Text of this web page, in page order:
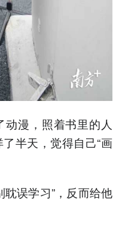
漫，照着书里的人
半天，觉得自己“画
误学习”，反而给他